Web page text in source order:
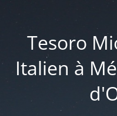
Tesoro
Italien à